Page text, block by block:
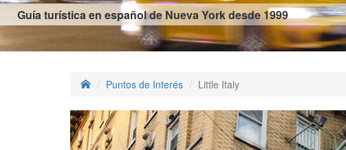
Guía turística en español de Nueva York desde 1999
Puntos de Interés Little Italy